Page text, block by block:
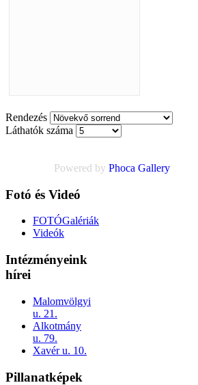
Rendezés
Láthatók száma
Powered by Phoca Gallery
Fotó és Videó
FOTÓGalériák
Videók
Intézményeink
hírei
Malomvölgyi
u. 21.
Alkotmány
u. 79.
Xavér u. 10.
Pillanatképek